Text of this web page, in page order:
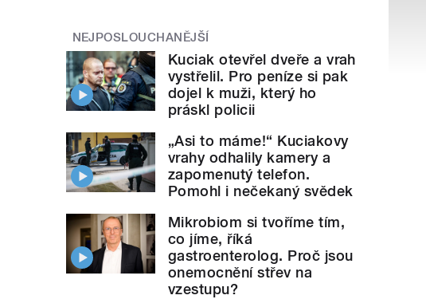
NEJPOSLOUCHANĚJŠÍ
Kuciak otevřel dveře a vrah
vystřelil. Pro peníze si pak
dojel k muži, který ho
práskl policii
„Asi to máme!“ Kuciakovy
vrahy odhalily kamery a
zapomenutý telefon.
Pomohl i nečekaný svědek
Mikrobiom si tvoříme tím,
co jíme, říká
gastroenterolog. Proč jsou
onemocnění střev na
vzestupu?